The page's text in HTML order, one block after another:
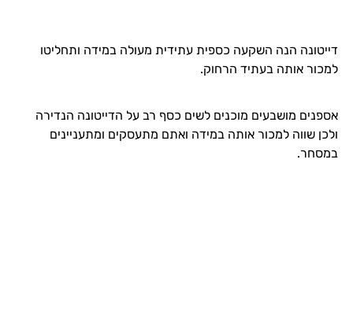
דייטונה הנה השקעה כספית עתידית מעולה במידה ותחליטו
למכור אותה בעתיד הרחוק.
אספנים מושבעים מוכנים לשים כסף רב על הדייטונה הנדירה
ולכן שווה למכור אותה במידה ואתם מתעסקים ומתעניינים
במסחר.